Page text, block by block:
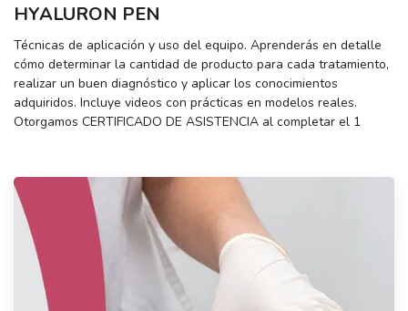
HYALURON PEN
Técnicas de aplicación y uso del equipo. Aprenderás en detalle
cómo determinar la cantidad de producto para cada tratamiento,
realizar un buen diagnóstico y aplicar los conocimientos
adquiridos. Incluye videos con prácticas en modelos reales.
Otorgamos CERTIFICADO DE ASISTENCIA al completar el 1